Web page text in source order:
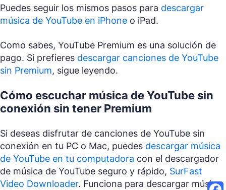
Puedes seguir los mismos pasos para descargar
música de YouTube en iPhone o iPad.
Como sabes, YouTube Premium es una solución de
pago. Si prefieres descargar canciones de YouTube
sin Premium, sigue leyendo.
Cómo escuchar música de YouTube sin
conexión sin tener Premium
Si deseas disfrutar de canciones de YouTube sin
conexión en tu PC o Mac, puedes descargar música
de YouTube en tu computadora con el descargador
de música de YouTube seguro y rápido, SurFast
Video Downloader. Funciona para descargar música